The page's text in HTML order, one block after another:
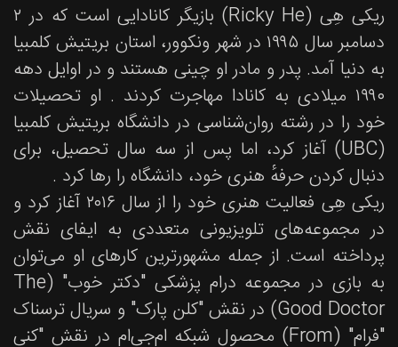
ریکی هِی (Ricky He) بازیگر کانادایی است که در ۲
دسامبر سال ۱۹۹۵ در شهر ونکوور، استان بریتیش کلمبیا
به دنیا آمد. پدر و مادر او چینی هستند و در اوایل دهه
۱۹۹۰ میلادی به کانادا مهاجرت کردند . او تحصیلات
خود را در رشته روان‌شناسی در دانشگاه بریتیش کلمبیا
(UBC) آغاز کرد، اما پس از سه سال تحصیل، برای
دنبال کردن حرفهٔ هنری خود، دانشگاه را رها کرد .
ریکی هِی فعالیت هنری خود را از سال ۲۰۱۶ آغاز کرد و
در مجموعه‌های تلویزیونی متعددی به ایفای نقش
پرداخته است. از جمله مشهورترین کارهای او می‌توان
به بازی در مجموعه درام پزشکی "دکتر خوب" (The
Good Doctor) در نقش "کلن پارک" و سریال ترسناک
"فرام" (From) محصول شبکه ام‌جی‌ام در نقش "کنی